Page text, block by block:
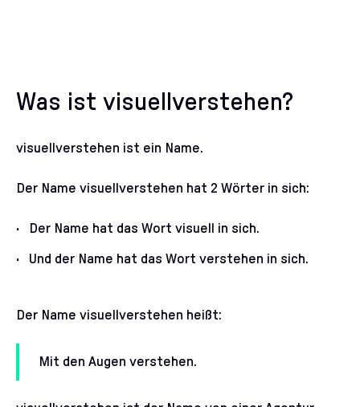
Was ist visuellverstehen?
visuellverstehen ist ein Name.
Der Name visuellverstehen hat 2 Wörter in sich:
Der Name hat das Wort visuell in sich.
Und der Name hat das Wort verstehen in sich.
Der Name visuellverstehen heißt:
Mit den Augen verstehen.